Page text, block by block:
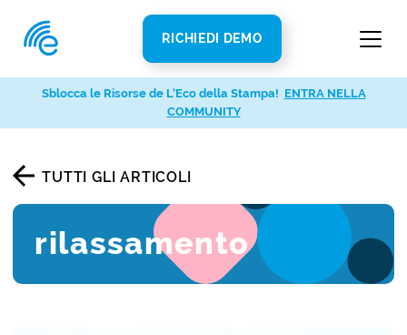
RICHIEDI DEMO
TUTTI GLI ARTICOLI
rilassamento
Sblocca le Risorse de L’Eco della Stampa! ENTRA NELLA
COMMUNITY